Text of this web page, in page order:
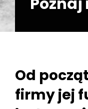
Od
firmy jej